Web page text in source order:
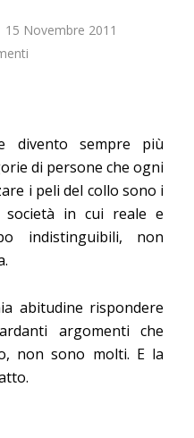
15 Novembre 2011
divento sempre più
di persone che ogni
i peli del collo sono i
in cui reale e
indistinguibili, non
abitudine rispondere
argomenti che
non sono molti. E la